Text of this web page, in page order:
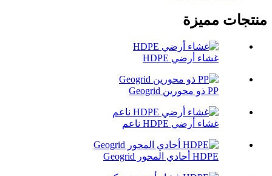
منتجات مميزة
غشاء أرضي HDPE
PP ذو محورين Geogrid
غشاء أرضي HDPE ناعم
HDPE أحادي المحور Geogrid